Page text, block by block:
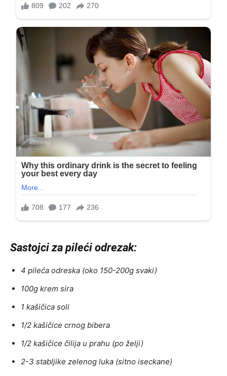
Sastojci za pileći odrezak:
4 pileća odreska (oko 150-200g svaki)
100g krem sira
1 kašičica soli
1/2 kašičice crnog bibera
1/2 kašičice čilija u prahu (po želji)
2-3 stabljike zelenog luka (sitno iseckane)